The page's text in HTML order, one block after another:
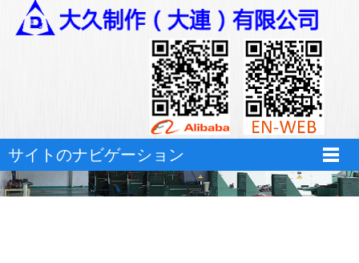
hth华体育app官网登录
サイトのナビゲーション